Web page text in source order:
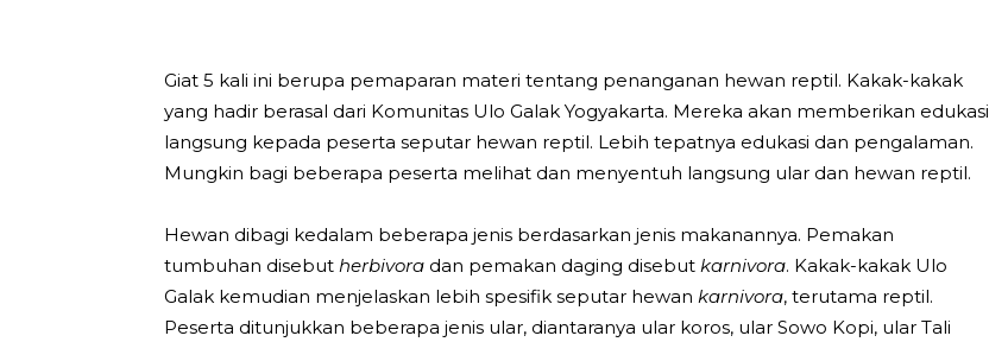
Giat 5 kali ini berupa pemaparan materi tentang penanganan hewan reptil. Kakak-kakak
yang hadir berasal dari Komunitas Ulo Galak Yogyakarta. Mereka akan memberikan edukasi
langsung kepada peserta seputar hewan reptil. Lebih tepatnya edukasi dan pengalaman.
Mungkin bagi beberapa peserta melihat dan menyentuh langsung ular dan hewan reptil.
Hewan dibagi kedalam beberapa jenis berdasarkan jenis makanannya. Pemakan
tumbuhan disebut herbivora dan pemakan daging disebut karnivora. Kakak-kakak Ulo
Galak kemudian menjelaskan lebih spesifik seputar hewan karnivora, terutama reptil.
Peserta ditunjukkan beberapa jenis ular, diantaranya ular koros, ular Sowo Kopi, ular Tali